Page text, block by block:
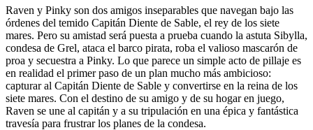
Raven y Pinky son dos amigos inseparables que navegan bajo las
órdenes del temido Capitán Diente de Sable, el rey de los siete
mares. Pero su amistad será puesta a prueba cuando la astuta Sibylla,
condesa de Grel, ataca el barco pirata, roba el valioso mascarón de
proa y secuestra a Pinky. Lo que parece un simple acto de pillaje es
en realidad el primer paso de un plan mucho más ambicioso:
capturar al Capitán Diente de Sable y convertirse en la reina de los
siete mares. Con el destino de su amigo y de su hogar en juego,
Raven se une al capitán y a su tripulación en una épica y fantástica
travesía para frustrar los planes de la condesa.